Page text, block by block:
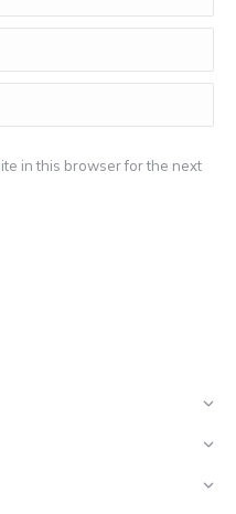
in this browser for the next